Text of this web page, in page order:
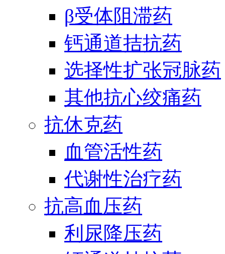
β受体阻滞药
钙通道拮抗药
选择性扩张冠脉药
其他抗心绞痛药
抗休克药
血管活性药
代谢性治疗药
抗高血压药
利尿降压药